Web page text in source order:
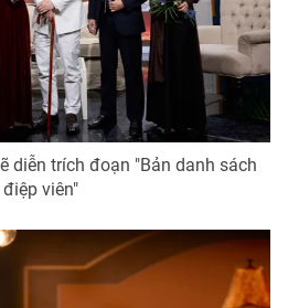
diễn trích đoạn "Bản danh sách
điệp viên"